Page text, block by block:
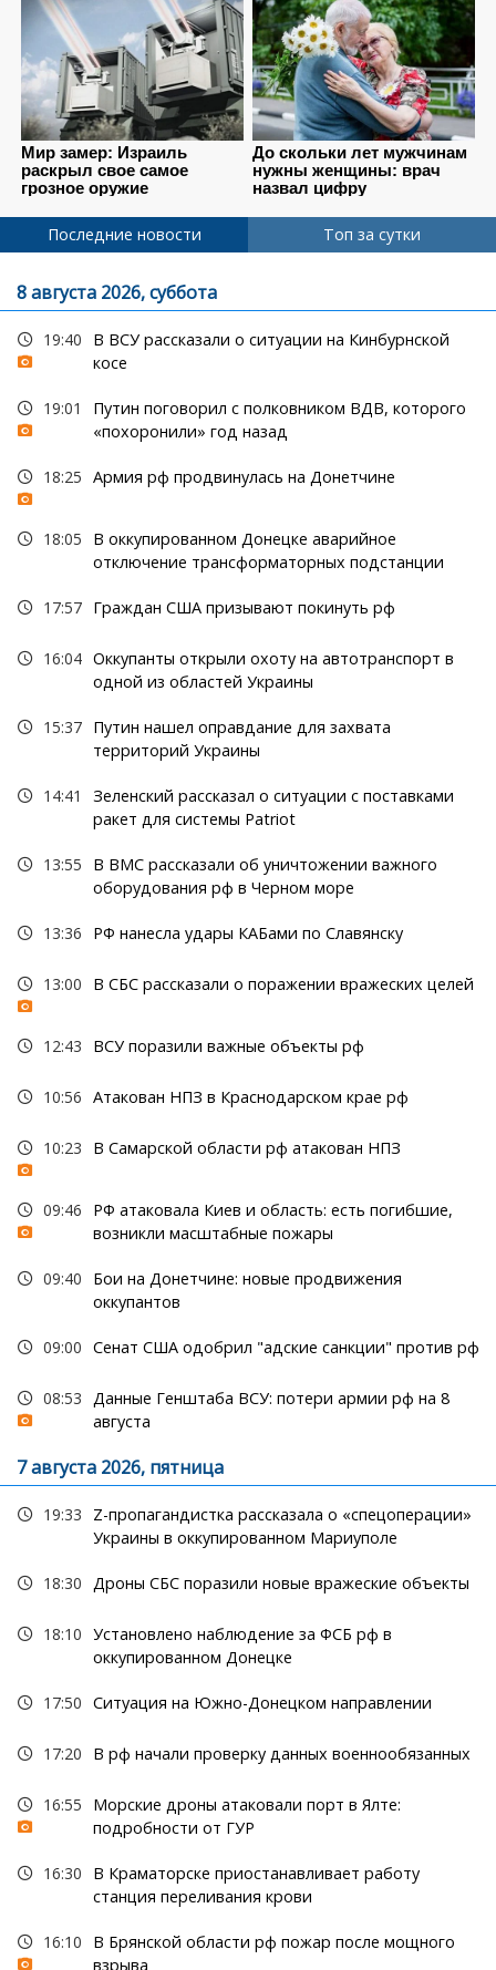
Последние новости Топ за сутки
8 августа 2026, суббота
19:40
В ВСУ рассказали о ситуации на Кинбурнской
косе
19:01
Путин поговорил с полковником ВДВ, которого
«похоронили» год назад
18:25 Армия рф продвинулась на Донетчине
18:05
В оккупированном Донецке аварийное
отключение трансформаторных подстанции
17:57 Граждан США призывают покинуть рф
16:04 Оккупанты открыли охоту на автотранспорт в
одной из областей Украины
15:37 Путин нашел оправдание для захвата
территорий Украины
14:41
Зеленский рассказал о ситуации с поставками
ракет для системы Patriot
13:55
В ВМС рассказали об уничтожении важного
оборудования рф в Черном море
13:36 РФ нанесла удары КАБами по Славянску
13:00 В СБС рассказали о поражении вражеских целей
12:43 ВСУ поразили важные объекты рф
10:56 Атакован НПЗ в Краснодарском крае рф
10:23 В Самарской области рф атакован НПЗ
09:46
РФ атаковала Киев и область: есть погибшие,
возникли масштабные пожары
09:40
Бои на Донетчине: новые продвижения
оккупантов
09:00 Сенат США одобрил "адские санкции" против рф
08:53 Данные Генштаба ВСУ: потери армии рф на 8
августа
7 августа 2026, пятница
19:33
Z-пропагандистка рассказала о «спецоперации»
Украины в оккупированном Мариуполе
18:30 Дроны СБС поразили новые вражеские объекты
18:10 Установлено наблюдение за ФСБ рф в
оккупированном Донецке
17:50 Ситуация на Южно-Донецком направлении
17:20 В рф начали проверку данных военнообязанных
16:55
Морские дроны атаковали порт в Ялте:
подробности от ГУР
16:30
В Краматорске приостанавливает работу
станция переливания крови
16:10
В Брянской области рф пожар после мощного
взрыва